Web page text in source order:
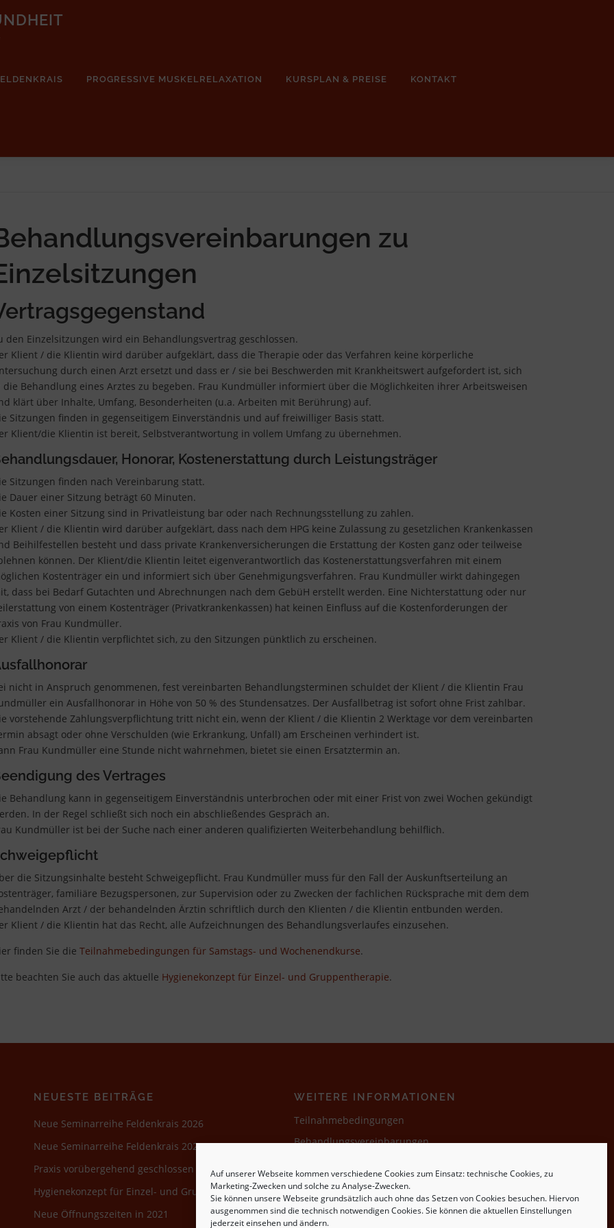
Auf unserer Webseite kommen verschiedene Cookies zum Einsatz: technische Cookies, zu
Marketing-Zwecken und solche zu Analyse-Zwecken.
Sie können unsere Webseite grundsätzlich auch ohne das Setzen von Cookies besuchen. Hiervon
ausgenommen sind die technisch notwendigen Cookies. Sie können die aktuellen Einstellungen
jederzeit einsehen und ändern.
PROGRESSIVE MUSKELRELAXATION KURSPLAN & PREISE KONTAKT
zu
den Einzelsitzungen wird ein Behandlungsvertrag geschlossen.
Klient / die Klientin wird darüber aufgeklärt, dass die Therapie oder das Verfahren keine körperliche
durch einen Arzt ersetzt und dass er / sie bei Beschwerden mit Krankheitswert aufgefordert ist, sich
die Behandlung eines Arztes zu begeben. Frau Kundmüller informiert über die Möglichkeiten ihrer Arbeitsweisen
klärt über Inhalte, Umfang, Besonderheiten (u.a. Arbeiten mit Berührung) auf.
Sitzungen finden in gegenseitigem Einverständnis und auf freiwilliger Basis statt.
Klient/die Klientin ist bereit, Selbstverantwortung in vollem Umfang zu übernehmen.
Honorar, Kostenerstattung durch Leistungsträger
Sitzungen finden nach Vereinbarung statt.
Dauer einer Sitzung beträgt 60 Minuten.
Kosten einer Sitzung sind in Privatleistung bar oder nach Rechnungsstellung zu zahlen.
Klient / die Klientin wird darüber aufgeklärt, dass nach dem HPG keine Zulassung zu gesetzlichen Krankenkassen
Beihilfestellen besteht und dass private Krankenversicherungen die Erstattung der Kosten ganz oder teilweise
können. Der Klient/die Klientin leitet eigenverantwortlich das Kostenerstattungsverfahren mit einem
Kostenträger ein und informiert sich über Genehmigungsverfahren. Frau Kundmüller wirkt dahingegen
dass bei Bedarf Gutachten und Abrechnungen nach dem GebüH erstellt werden. Eine Nichterstattung oder nur
von einem Kostenträger (Privatkrankenkassen) hat keinen Einfluss auf die Kostenforderungen der
von Frau Kundmüller.
Klient / die Klientin verpflichtet sich, zu den Sitzungen pünktlich zu erscheinen.
nicht in Anspruch genommenen, fest vereinbarten Behandlungsterminen schuldet der Klient / die Klientin Frau
ein Ausfallhonorar in Höhe von 50 % des Stundensatzes. Der Ausfallbetrag ist sofort ohne Frist zahlbar.
vorstehende Zahlungsverpflichtung tritt nicht ein, wenn der Klient / die Klientin 2 Werktage vor dem vereinbarten
absagt oder ohne Verschulden (wie Erkrankung, Unfall) am Erscheinen verhindert ist.
Frau Kundmüller eine Stunde nicht wahrnehmen, bietet sie einen Ersatztermin an.
des Vertrages
Behandlung kann in gegenseitigem Einverständnis unterbrochen oder mit einer Frist von zwei Wochen gekündigt
In der Regel schließt sich noch ein abschließendes Gespräch an.
Kundmüller ist bei der Suche nach einer anderen qualifizierten Weiterbehandlung behilflich.
die Sitzungsinhalte besteht Schweigepflicht. Frau Kundmüller muss für den Fall der Auskunftserteilung an
familiäre Bezugspersonen, zur Supervision oder zu Zwecken der fachlichen Rücksprache mit dem dem
Arzt / der behandelnden Ärztin schriftlich durch den Klienten / die Klientin entbunden werden.
Klient / die Klientin hat das Recht, alle Aufzeichnungen des Behandlungsverlaufes einzusehen.
finden Sie die Teilnahmebedingungen für Samstags- und Wochenendkurse.
beachten Sie auch das aktuelle Hygienekonzept für Einzel- und Gruppentherapie.
NEUESTE BEITRÄGE
Neue Seminarreihe Feldenkrais 2026
Neue Seminarreihe Feldenkrais 2025
Praxis vorübergehend geschlossen
Hygienekonzept für Einzel- und Gruppentherapie
Neue Öffnungszeiten in 2021
WEITERE INFORMATIONEN
Teilnahmebedingungen
Behandlungsvereinbarungen
Moshé Feldenkrais
Veranstaltungen